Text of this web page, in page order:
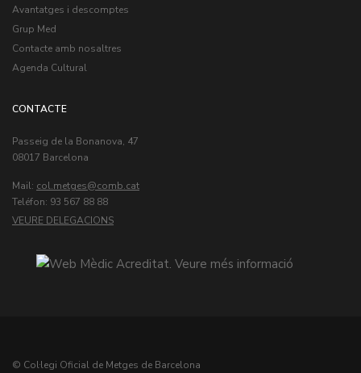
Avantatges i descomptes
Grup Med
Contacte amb nosaltres
Agenda Cultural
CONTACTE
Passeig de la Bonanova, 47
08017 Barcelona
Mail: col.metges
Teléfon: 93 567 88 88
VEURE DELEGACIONS
© Col·legi Oficial de Metges de Barcelona